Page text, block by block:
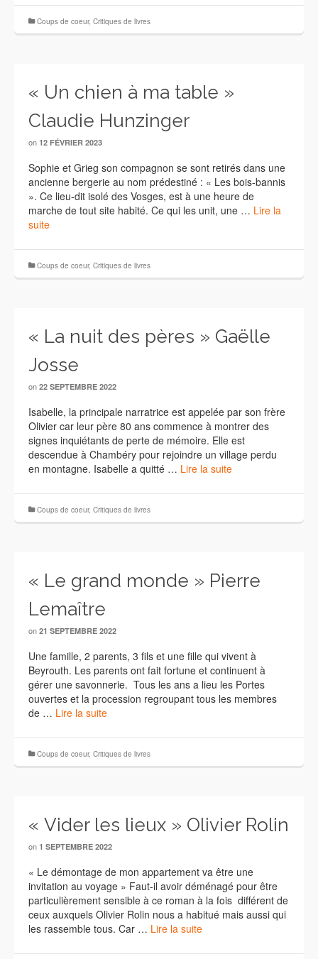
Coups de coeur, Critiques de livres
« Un chien à ma table »
Claudie Hunzinger
on 12 FÉVRIER 2023
Sophie et Grieg son compagnon se sont retirés dans une
ancienne bergerie au nom prédestiné : « Les bois-bannis
». Ce lieu-dit isolé des Vosges, est à une heure de
marche de tout site habité. Ce qui les unit, une … Lire la
suite
Coups de coeur, Critiques de livres
« La nuit des pères » Gaëlle
Josse
on 22 SEPTEMBRE 2022
Isabelle, la principale narratrice est appelée par son frère
Olivier car leur père 80 ans commence à montrer des
signes inquiétants de perte de mémoire. Elle est
descendue à Chambéry pour rejoindre un village perdu
en montagne. Isabelle a quitté … Lire la suite
Coups de coeur, Critiques de livres
« Le grand monde » Pierre
Lemaître
on 21 SEPTEMBRE 2022
Une famille, 2 parents, 3 fils et une fille qui vivent à
Beyrouth. Les parents ont fait fortune et continuent à
gérer une savonnerie. Tous les ans a lieu les Portes
ouvertes et la procession regroupant tous les membres
de … Lire la suite
Coups de coeur, Critiques de livres
« Vider les lieux » Olivier Rolin
on 1 SEPTEMBRE 2022
« Le démontage de mon appartement va être une
invitation au voyage » Faut-il avoir déménagé pour être
particulièrement sensible à ce roman à la fois différent de
ceux auxquels Olivier Rolin nous a habitué mais aussi qui
les rassemble tous. Car … Lire la suite